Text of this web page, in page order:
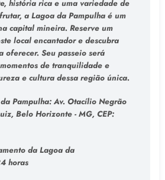
história rica e uma variedade de
a Lagoa da Pampulha é um
capital mineira. Reserve um
local encantador e descubra
oferecer. Seu passeio será
de tranquilidade e
e cultura dessa região única.
Pampulha: Av. Otacílio Negrão
Belo Horizonte - MG, CEP:
da Lagoa da
horas